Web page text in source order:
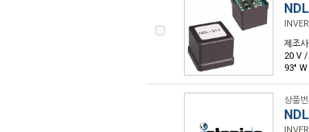
제조
20 V
93"
상품